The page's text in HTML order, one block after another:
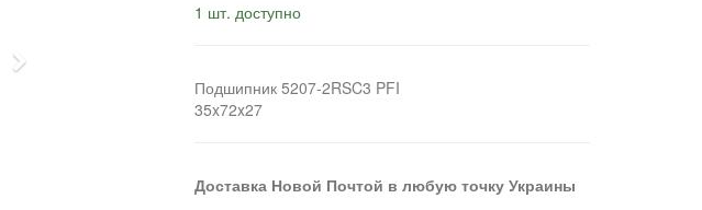
Next
1 шт. доступно
Подшипник 5207-2RSC3 PFI
35x72x27
Доставка Новой Почтой в любую точку Украины